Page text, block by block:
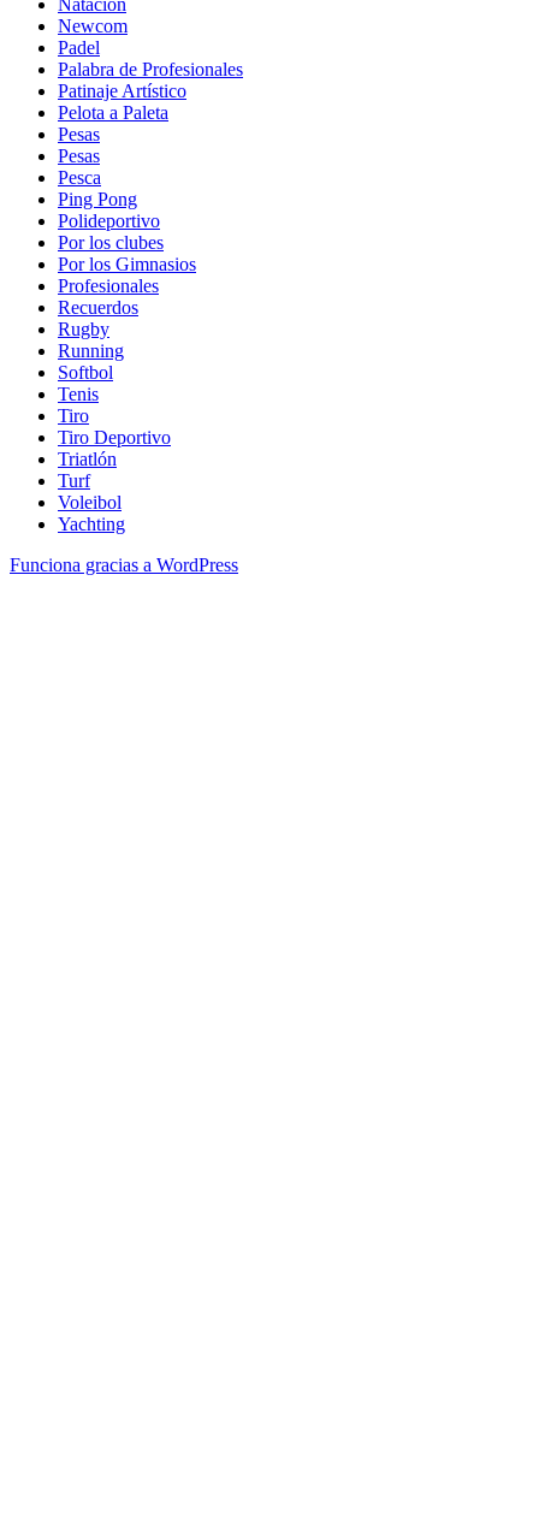
Newcom
Padel
Palabra de Profesionales
Patinaje Artístico
Pelota a Paleta
Pesas
Pesas
Pesca
Ping Pong
Polideportivo
Por los clubes
Por los Gimnasios
Profesionales
Recuerdos
Rugby
Running
Softbol
Tenis
Tiro
Tiro Deportivo
Triatlón
Turf
Voleibol
Yachting
Funciona gracias a WordPress